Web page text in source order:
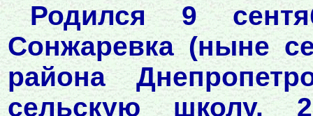
Родился 9
Сонжаревка (ныне
района
сельскую школу.